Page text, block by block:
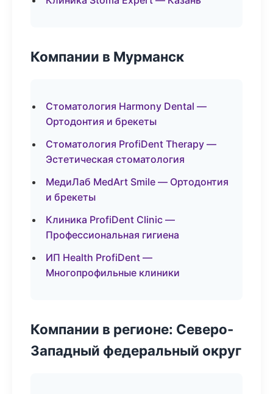
Компании в Мурманск
Стоматология Harmony Dental —
Ортодонтия и брекеты
Стоматология ProfiDent Therapy —
Эстетическая стоматология
МедиЛаб MedArt Smile — Ортодонтия
и брекеты
Клиника ProfiDent Clinic —
Профессиональная гигиена
ИП Health ProfiDent —
Многопрофильные клиники
Компании в регионе: Северо-
Западный федеральный округ